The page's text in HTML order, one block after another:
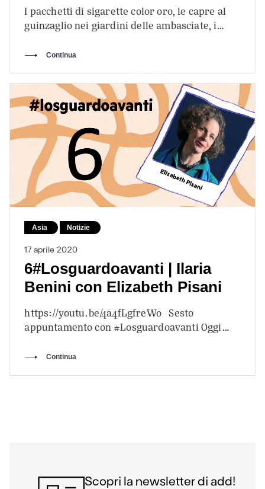
I pacchetti di sigarette color oro, le capre al
guinzaglio nei giardini delle ambasciate, i
Continua
Asia Notizie
17 aprile 2020
6#Losguardoavanti | Ilaria
Benini con Elizabeth Pisani
https://youtu.be/4a4fLgfreWo Sesto
appuntamento con #Losguardoavanti Oggi
Indonesia ecc. Viaggio nella nazione
Continua
Scopri la newsletter di add!